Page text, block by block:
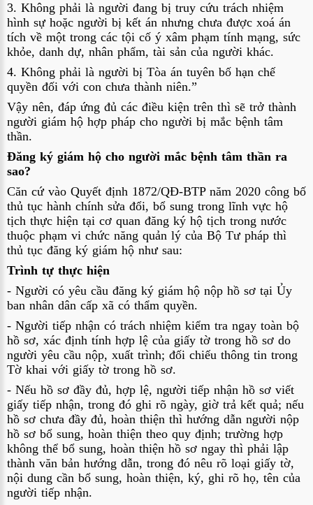
3. Không phải là người đang bị truy cứu trách nhiệm
hình sự hoặc người bị kết án nhưng chưa được xoá án
tích về một trong các tội cố ý xâm phạm tính mạng, sức
khỏe, danh dự, nhân phẩm, tài sản của người khác.
4. Không phải là người bị Tòa án tuyên bố hạn chế
quyền đối với con chưa thành niên.”
Vậy nên, đáp ứng đủ các điều kiện trên thì sẽ trở thành
người giám hộ hợp pháp cho người bị mắc bệnh tâm
thần.
Đăng ký giám hộ cho người mắc bệnh tâm thần ra
sao?
Căn cứ vào Quyết định 1872/QĐ-BTP năm 2020 công bố
thủ tục hành chính sửa đổi, bổ sung trong lĩnh vực hộ
tịch thực hiện tại cơ quan đăng ký hộ tịch trong nước
thuộc phạm vi chức năng quản lý của Bộ Tư pháp thì
thủ tục đăng ký giám hộ như sau:
Trình tự thực hiện
- Người có yêu cầu đăng ký giám hộ nộp hồ sơ tại Ủy
ban nhân dân cấp xã có thẩm quyền.
- Người tiếp nhận có trách nhiệm kiểm tra ngay toàn bộ
hồ sơ, xác định tính hợp lệ của giấy tờ trong hồ sơ do
người yêu cầu nộp, xuất trình; đối chiếu thông tin trong
Tờ khai với giấy tờ trong hồ sơ.
- Nếu hồ sơ đầy đủ, hợp lệ, người tiếp nhận hồ sơ viết
giấy tiếp nhận, trong đó ghi rõ ngày, giờ trả kết quả; nếu
hồ sơ chưa đầy đủ, hoàn thiện thì hướng dẫn người nộp
hồ sơ bổ sung, hoàn thiện theo quy định; trường hợp
không thể bổ sung, hoàn thiện hồ sơ ngay thì phải lập
thành văn bản hướng dẫn, trong đó nêu rõ loại giấy tờ,
nội dung cần bổ sung, hoàn thiện, ký, ghi rõ họ, tên của
người tiếp nhận.